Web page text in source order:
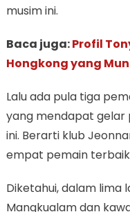
musim ini.
Baca juga:Profil
Hongkong yang
Lalu ada pula tiga
yang mendapat gelar
ini. Berarti klub
empat pemain
Diketahui, dalam lima
Mangkualam dan